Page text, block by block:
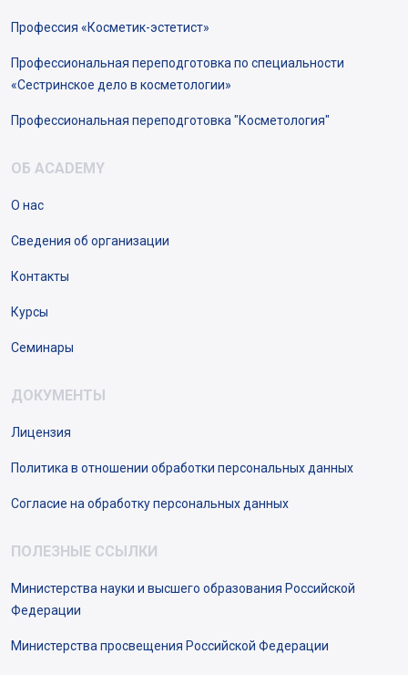
Профессия «Косметик-эстетист»
Профессиональная переподготовка по специальности
«Сестринское дело в косметологии»
Профессиональная переподготовка "Косметология"
ОБ ACADEMY
О нас
Сведения об организации
Контакты
Курсы
Семинары
ДОКУМЕНТЫ
Лицензия
Политика в отношении обработки персональных данных
Согласие на обработку персональных данных
ПОЛЕЗНЫЕ ССЫЛКИ
Министерства науки и высшего образования Российской
Федерации
Министерства просвещения Российской Федерации